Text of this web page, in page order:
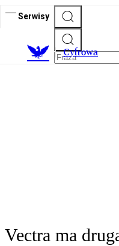
Serwisy
Cyfrowa
Vectra ma